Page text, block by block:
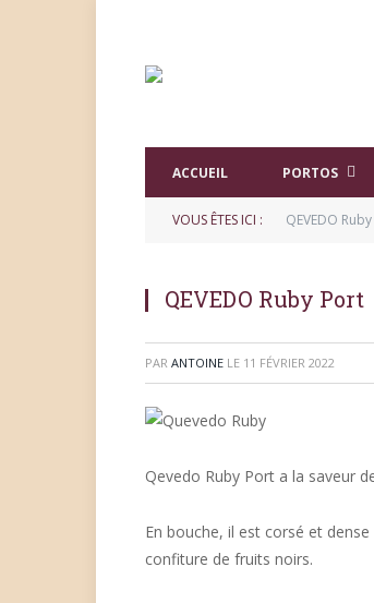
ACCUEIL PORTOS
VOUS ÊTES ICI : QEVEDO
QEVEDO Ruby Port
PAR ANTOINE LE 11 FÉVRIER 2022
Qevedo Ruby Port a la saveur
En bouche, il est corsé et
confiture de fruits noirs.